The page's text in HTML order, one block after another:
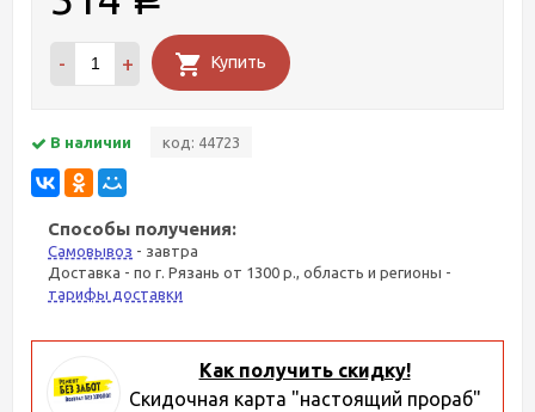
- + Купить
В наличии код: 44723
Способы получения:
Самовывоз - завтра
Доставка - по г. Рязань от 1300 р., область и регионы -
тарифы доставки
Как получить скидку!
Скидочная карта "настоящий прораб"